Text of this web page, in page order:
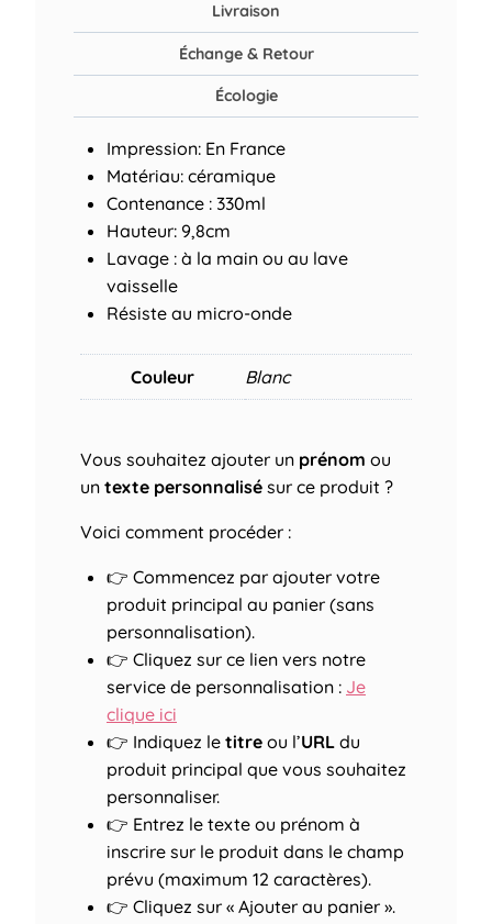
Livraison
Échange & Retour
Écologie
Impression: En France
Matériau: céramique
Contenance : 330ml
Hauteur: 9,8cm
Lavage : à la main ou au lave
vaisselle
Résiste au micro-onde
Couleur Blanc
Vous souhaitez ajouter un prénom ou
un texte personnalisé sur ce produit ?
Voici comment procéder :
👉 Commencez par ajouter votre
produit principal au panier (sans
personnalisation).
👉 Cliquez sur ce lien vers notre
service de personnalisation : Je
clique ici
👉 Indiquez le titre ou l’URL du
produit principal que vous souhaitez
personnaliser.
👉 Entrez le texte ou prénom à
inscrire sur le produit dans le champ
prévu (maximum 12 caractères).
👉 Cliquez sur « Ajouter au panier ».